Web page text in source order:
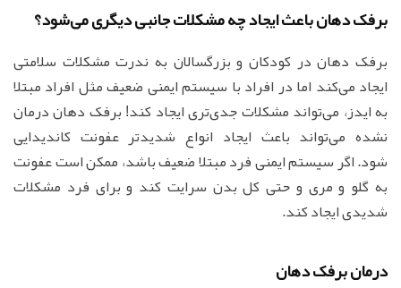
برفک دهان باعث ایجاد چه مشکلات جانبی دیگری می‌شود؟
برفک دهان در کودکان و بزرگسالان به ندرت مشکلات سلامتی
ایجاد می‌کند اما در افراد با سیستم ایمنی ضعیف مثل افراد مبتلا
به ایدز، می‌تواند مشکلات جدی‌تری ایجاد کند! برفک دهان درمان
نشده می‌تواند باعث ایجاد انواع شدیدتر عفونت کاندیدایی
شود. اگر سیستم ایمنی فرد مبتلا ضعیف باشد، ممکن است عفونت
به گلو و مری و حتی کل بدن سرایت کند و برای فرد مشکلات
شدیدی ایجاد کند.
درمان برفک دهان